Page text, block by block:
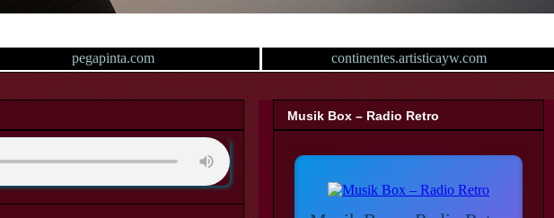
pegapinta.com continentes.artisticayw.com
Musik Box – Radio Retro